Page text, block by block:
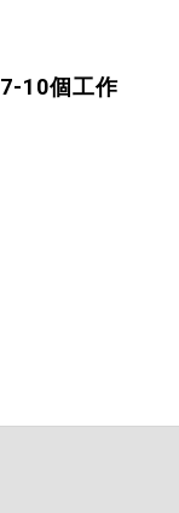
7-10個工作